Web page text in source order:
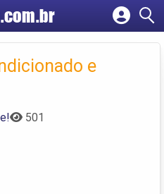
.com.br
empresa
conta
e
501